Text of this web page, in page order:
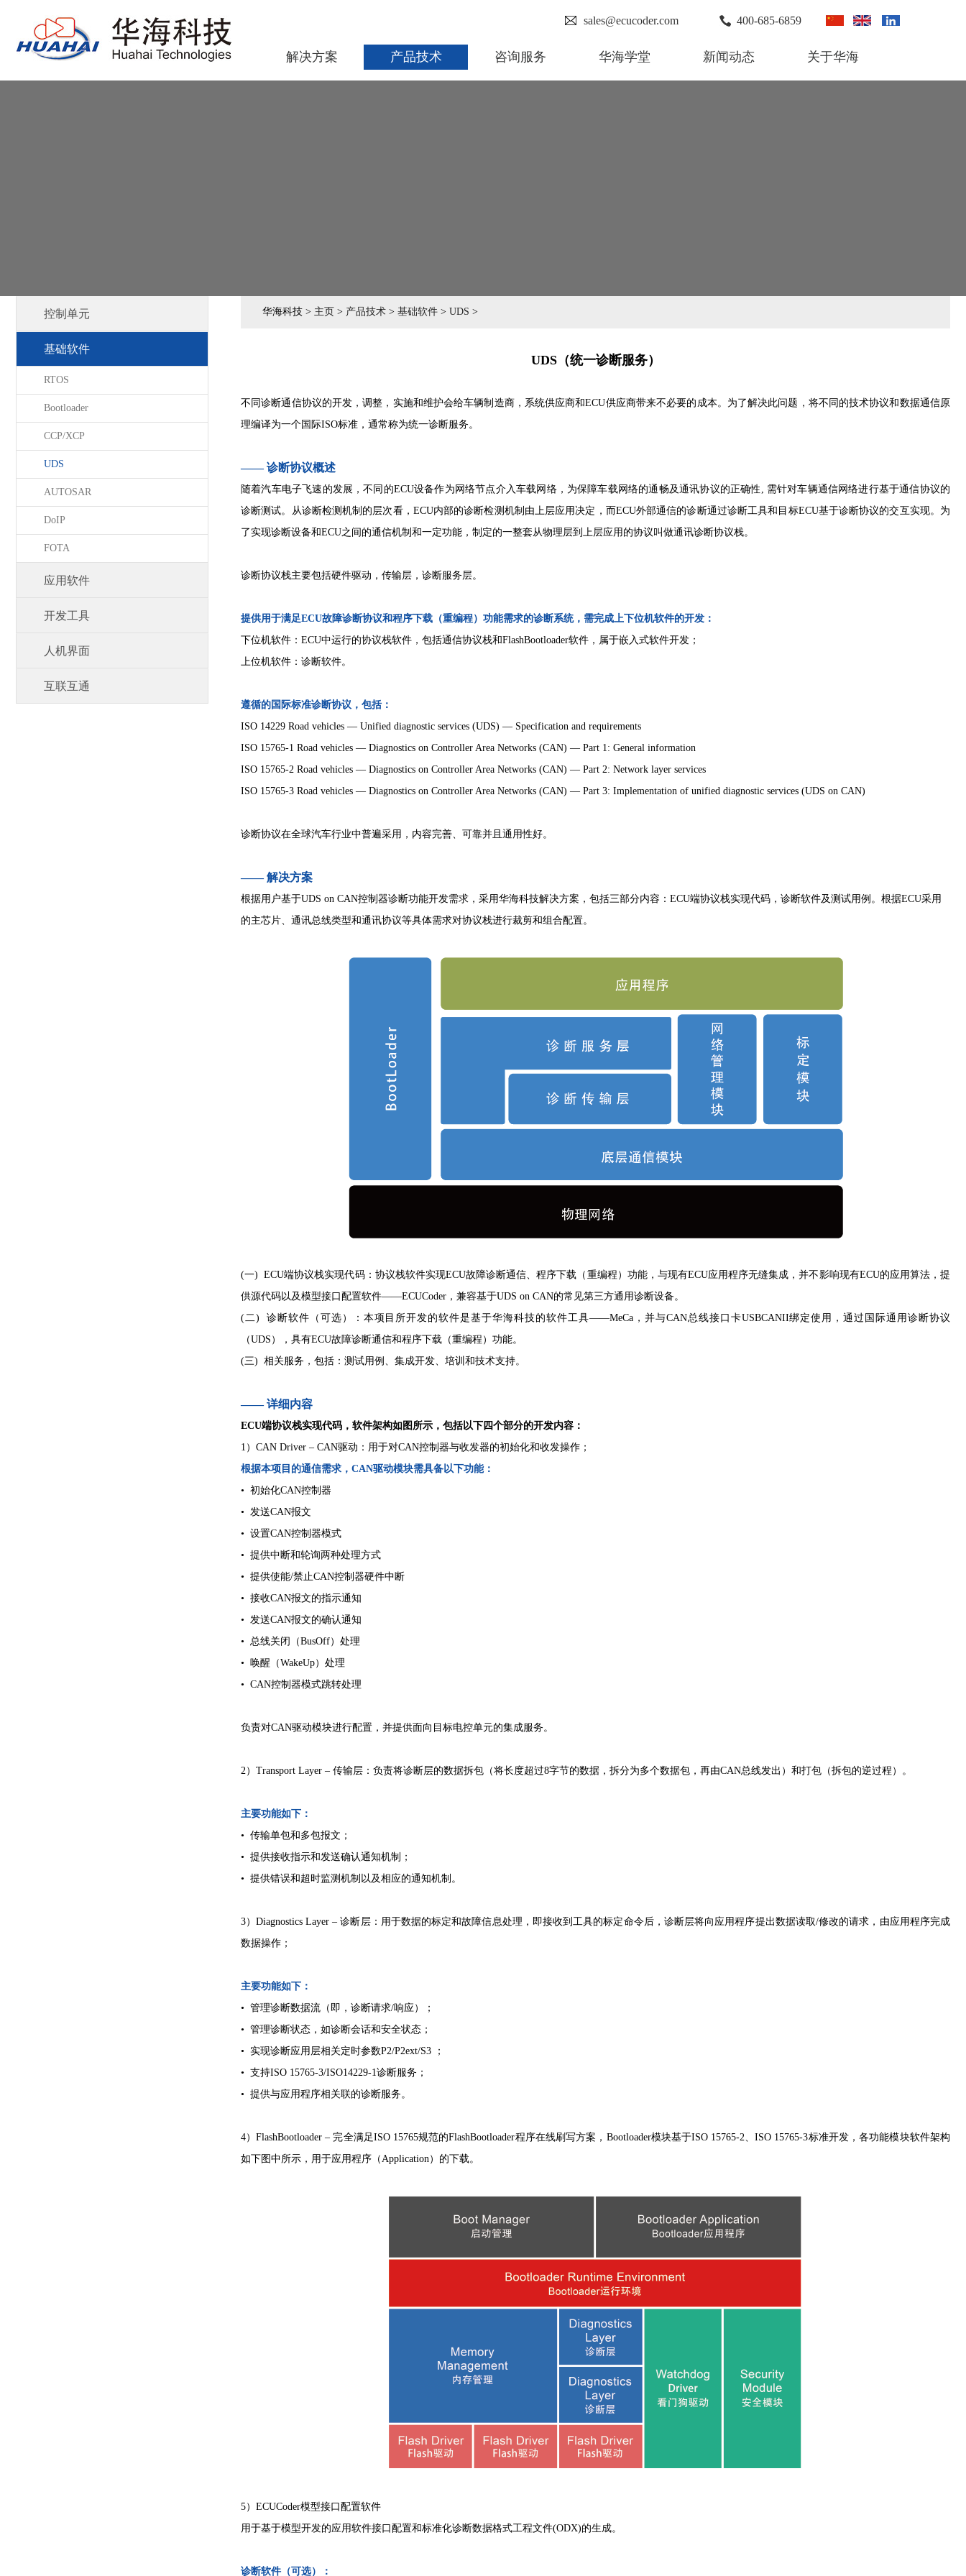
sales@ecucoder.com 400-685-6859
解决方案 产品技术 咨询服务 华海学堂 新闻动态 关于华海
控制单元
基础软件
RTOS
Bootloader
CCP/XCP
UDS
AUTOSAR
DoIP
FOTA
应用软件
开发工具
人机界面
互联互通
华海科技 > 主页 > 产品技术 > 基础软件 > UDS >
UDS（统一诊断服务）
不同诊断通信协议的开发，调整，实施和维护会给车辆制造商，系统供应商和ECU供应商带来不必要的成本。为了解决此问题，将不同的技术协议和数据通信原
理编译为一个国际ISO标准，通常称为统一诊断服务。
—— 诊断协议概述
随着汽车电子飞速的发展，不同的ECU设备作为网络节点介入车载网络，为保障车载网络的通畅及通讯协议的正确性, 需针对车辆通信网络进行基于通信协议的
诊断测试。从诊断检测机制的层次看，ECU内部的诊断检测机制由上层应用决定，而ECU外部通信的诊断通过诊断工具和目标ECU基于诊断协议的交互实现。为
了实现诊断设备和ECU之间的通信机制和一定功能，制定的一整套从物理层到上层应用的协议叫做通讯诊断协议栈。
诊断协议栈主要包括硬件驱动，传输层，诊断服务层。
提供用于满足ECU故障诊断协议和程序下载（重编程）功能需求的诊断系统，需完成上下位机软件的开发：
下位机软件：ECU中运行的协议栈软件，包括通信协议栈和FlashBootloader软件，属于嵌入式软件开发；
上位机软件：诊断软件。
遵循的国际标准诊断协议，包括：
ISO 14229 Road vehicles — Unified diagnostic services (UDS) — Specification and requirements
ISO 15765-1 Road vehicles — Diagnostics on Controller Area Networks (CAN) — Part 1: General information
ISO 15765-2 Road vehicles — Diagnostics on Controller Area Networks (CAN) — Part 2: Network layer services
ISO 15765-3 Road vehicles — Diagnostics on Controller Area Networks (CAN) — Part 3: Implementation of unified diagnostic services (UDS on CAN)
诊断协议在全球汽车行业中普遍采用，内容完善、可靠并且通用性好。
—— 解决方案
根据用户基于UDS on CAN控制器诊断功能开发需求，采用华海科技解决方案，包括三部分内容：ECU端协议栈实现代码，诊断软件及测试用例。根据ECU采用
的主芯片、通讯总线类型和通讯协议等具体需求对协议栈进行裁剪和组合配置。
(一) ECU端协议栈实现代码：协议栈软件实现ECU故障诊断通信、程序下载（重编程）功能，与现有ECU应用程序无缝集成，并不影响现有ECU的应用算法，提
供源代码以及模型接口配置软件——ECUCoder，兼容基于UDS on CAN的常见第三方通用诊断设备。
(二) 诊断软件（可选）：本项目所开发的软件是基于华海科技的软件工具——MeCa，并与CAN总线接口卡USBCANII绑定使用，通过国际通用诊断协议
（UDS），具有ECU故障诊断通信和程序下载（重编程）功能。
(三) 相关服务，包括：测试用例、集成开发、培训和技术支持。
—— 详细内容
ECU端协议栈实现代码，软件架构如图所示，包括以下四个部分的开发内容：
1）CAN Driver – CAN驱动：用于对CAN控制器与收发器的初始化和收发操作；
根据本项目的通信需求，CAN驱动模块需具备以下功能：
• 初始化CAN控制器
• 发送CAN报文
• 设置CAN控制器模式
• 提供中断和轮询两种处理方式
• 提供使能/禁止CAN控制器硬件中断
• 接收CAN报文的指示通知
• 发送CAN报文的确认通知
• 总线关闭（BusOff）处理
• 唤醒（WakeUp）处理
• CAN控制器模式跳转处理
负责对CAN驱动模块进行配置，并提供面向目标电控单元的集成服务。
2）Transport Layer – 传输层：负责将诊断层的数据拆包（将长度超过8字节的数据，拆分为多个数据包，再由CAN总线发出）和打包（拆包的逆过程）。
主要功能如下：
• 传输单包和多包报文；
• 提供接收指示和发送确认通知机制；
• 提供错误和超时监测机制以及相应的通知机制。
3）Diagnostics Layer – 诊断层：用于数据的标定和故障信息处理，即接收到工具的标定命令后，诊断层将向应用程序提出数据读取/修改的请求，由应用程序完成
数据操作；
主要功能如下：
• 管理诊断数据流（即，诊断请求/响应）；
• 管理诊断状态，如诊断会话和安全状态；
• 实现诊断应用层相关定时参数P2/P2ext/S3 ；
• 支持ISO 15765-3/ISO14229-1诊断服务；
• 提供与应用程序相关联的诊断服务。
4）FlashBootloader – 完全满足ISO 15765规范的FlashBootloader程序在线刷写方案，Bootloader模块基于ISO 15765-2、ISO 15765-3标准开发，各功能模块软件架构
如下图中所示，用于应用程序（Application）的下载。
5）ECUCoder模型接口配置软件
用于基于模型开发的应用软件接口配置和标准化诊断数据格式工程文件(ODX)的生成。
诊断软件（可选）：